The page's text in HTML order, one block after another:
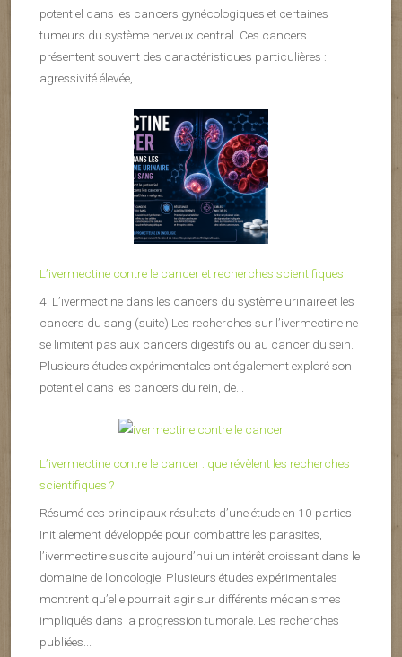
potentiel dans les cancers gynécologiques et certaines
tumeurs du système nerveux central. Ces cancers
présentent souvent des caractéristiques particulières :
agressivité élevée,...
L’ivermectine contre le cancer et recherches scientifiques
4. L’ivermectine dans les cancers du système urinaire et les
cancers du sang (suite) Les recherches sur l’ivermectine ne
se limitent pas aux cancers digestifs ou au cancer du sein.
Plusieurs études expérimentales ont également exploré son
potentiel dans les cancers du rein, de...
L’ivermectine contre le cancer : que révèlent les recherches
scientifiques ?
Résumé des principaux résultats d’une étude en 10 parties
Initialement développée pour combattre les parasites,
l’ivermectine suscite aujourd’hui un intérêt croissant dans le
domaine de l’oncologie. Plusieurs études expérimentales
montrent qu’elle pourrait agir sur différents mécanismes
impliqués dans la progression tumorale. Les recherches
publiées...